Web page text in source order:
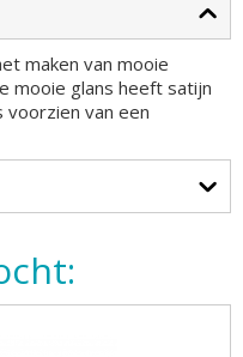
maken van mooie
mooie glans heeft satijn
voorzien van een